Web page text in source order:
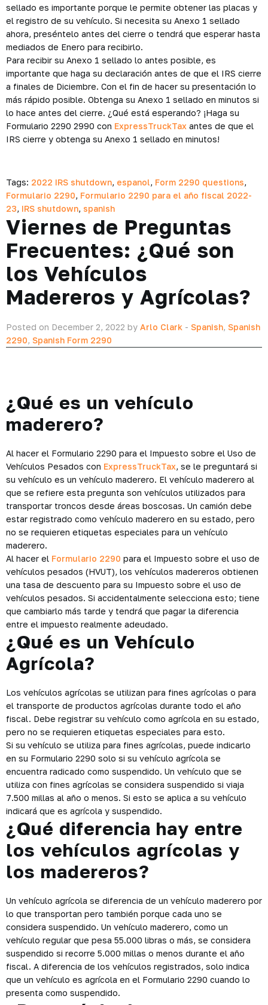
sellado es importante porque le permite obtener las placas y
el registro de su vehículo. Si necesita su Anexo 1 sellado
ahora, preséntelo antes del cierre o tendrá que esperar hasta
mediados de Enero para recibirlo.
Para recibir su Anexo 1 sellado lo antes posible, es
importante que haga su declaración antes de que el IRS cierre
a finales de Diciembre. Con el fin de hacer su presentación lo
más rápido posible. Obtenga su Anexo 1 sellado en minutos si
lo hace antes del cierre. ¿Qué está esperando? ¡Haga su
Formulario 2290 2990 con ExpressTruckTax antes de que el
IRS cierre y obtenga su Anexo 1 sellado en minutos!
Tags: 2022 IRS shutdown, espanol, Form 2290 questions,
Formulario 2290, Formulario 2290 para el año fiscal 2022-
23, IRS shutdown, spanish
Viernes de Preguntas
Frecuentes: ¿Qué son
los Vehículos
Madereros y Agrícolas?
Posted on December 2, 2022 by Arlo Clark - Spanish, Spanish
2290, Spanish Form 2290
¿Qué es un vehículo
maderero?
Al hacer el Formulario 2290 para el Impuesto sobre el Uso de
Vehículos Pesados ​​con ExpressTruckTax, se le preguntará si
su vehículo es un vehículo maderero. El vehículo maderero al
que se refiere esta pregunta son vehículos utilizados para
transportar troncos desde áreas boscosas. Un camión debe
estar registrado como vehículo maderero en su estado, pero
no se requieren etiquetas especiales para un vehículo
maderero.
Al hacer el Formulario 2290 para el Impuesto sobre el uso de
vehículos pesados ​​(HVUT), los vehículos madereros obtienen
una tasa de descuento para su Impuesto sobre el uso de
vehículos pesados. Si accidentalmente selecciona esto; tiene
que cambiarlo más tarde y tendrá que pagar la diferencia
entre el impuesto realmente adeudado.
¿Qué es un Vehículo
Agrícola?
Los vehículos agrícolas se utilizan para fines agrícolas o para
el transporte de productos agrícolas durante todo el año
fiscal. Debe registrar su vehículo como agrícola en su estado,
pero no se requieren etiquetas especiales para esto.
Si su vehículo se utiliza para fines agrícolas, puede indicarlo
en su Formulario 2290 solo si su vehículo agrícola se
encuentra radicado como suspendido. Un vehículo que se
utiliza con fines agrícolas se considera suspendido si viaja
7.500 millas al año o menos. Si esto se aplica a su vehículo
indicará que es agrícola y suspendido.
¿Qué diferencia hay entre
los vehículos agrícolas y
los madereros?
Un vehículo agrícola se diferencia de un vehículo maderero por
lo que transportan pero también porque cada uno se
considera suspendido. Un vehículo maderero, como un
vehículo regular que pesa 55.000 libras o más, se considera
suspendido si recorre 5.000 millas o menos durante el año
fiscal. A diferencia de los vehículos registrados, solo indica
que un vehículo es agrícola en el Formulario 2290 cuando lo
presenta como suspendido.